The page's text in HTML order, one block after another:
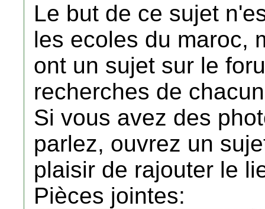
Le but de ce sujet
les ecoles du maroc,
ont un sujet sur le
recherches de
Si vous avez des
parlez, ouvrez un
plaisir de rajouter le
Pièces jointes: